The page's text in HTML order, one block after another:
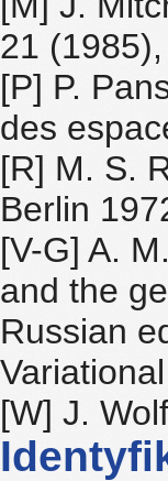
21
[P] P.
des
[R] M. S.
Berlin
[V-G] A.
and the
Russian
[W] J.